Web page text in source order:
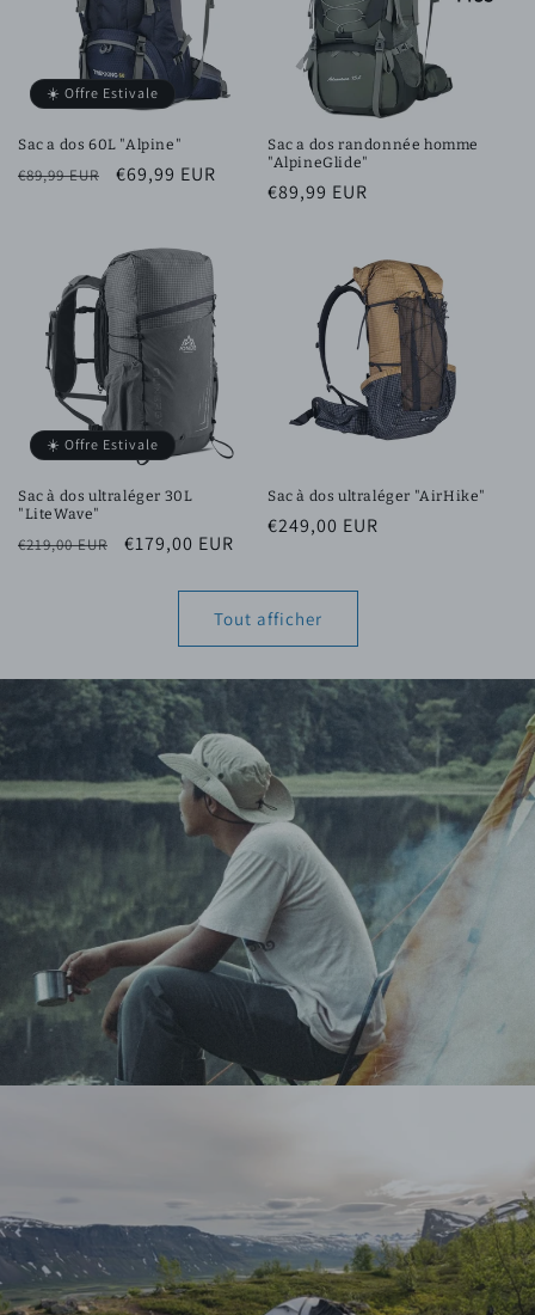
☀️ Offre Estivale
Sac a dos 60L "Alpine"
Prix
€89,99 EUR
Prix
€69,99 EUR
Sac a dos randonnée homme
"AlpineGlide"
Prix
€89,99 EUR
☀️ Offre Estivale
Sac à dos ultraléger 30L
"LiteWave"
Prix
€219,00 EUR
Prix
€179,00 EUR
Sac à dos ultraléger "AirHike"
Prix
€249,00 EUR
Tout afficher